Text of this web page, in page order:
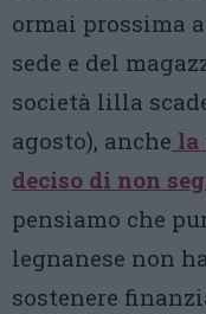
ormai prossima
sede e del
società lilla
agosto), anche la
deciso di non
pensiamo che
legnanese non
sostenere